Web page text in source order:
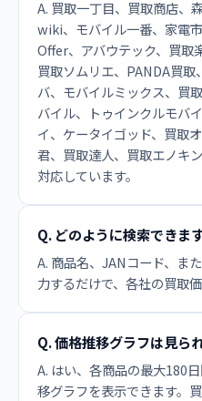
A. 買取一丁目、買取商店、
wiki、モバイル一番、家電
Offer、アバウテック、買取
買取ソムリエ、PANDA買
バ、モバイルミックス、買
バイル、トゥインクルモバ
イ、ケータイゴッド、買取
君、買取達人、買取エノキ
対応しています。
Q. どのように検索できま
A. 商品名、JANコード、ま
力するだけで、各社の買取
Q. 価格推移グラフは見ら
A. はい、各商品の最大180
移グラフを表示できます。